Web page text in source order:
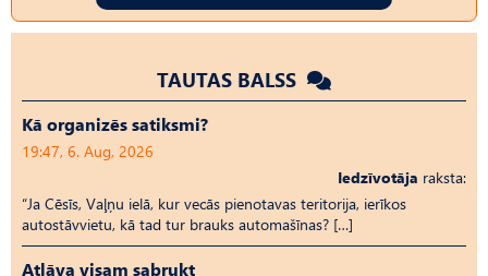
TAUTAS BALSS
Kā organizēs satiksmi?
19:47, 6. Aug, 2026
Iedzīvotāja raksta:
“Ja Cēsīs, Vaļņu ielā, kur vecās pienotavas teritorija, ierīkos
autostāvvietu, kā tad tur brauks automašīnas? […]
Atļāva visam sabrukt